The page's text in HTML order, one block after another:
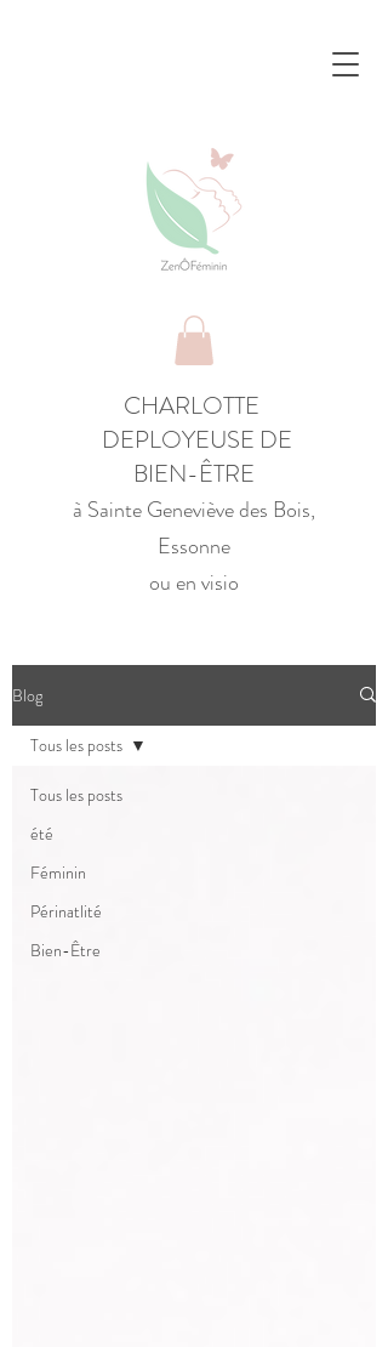
CHARLOTTE
DEPLOYEUSE DE
BIEN-ÊTRE
à Sainte Geneviève des Bois,
Essonne
ou en visio
Blog
Tous les posts
été
Féminin
Périnatlité
Bien-Être
Tous les posts